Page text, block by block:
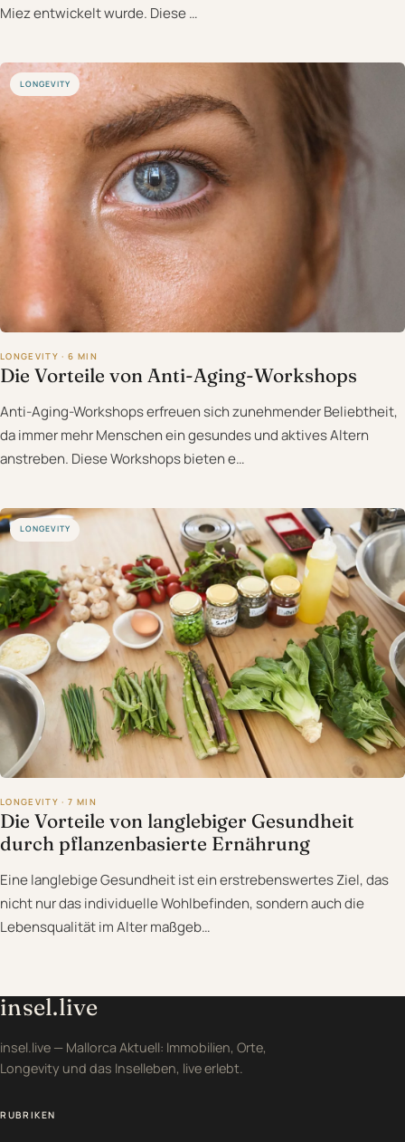
Miez entwickelt wurde. Diese …
LONGEVITY
LONGEVITY · 6 MIN
Die Vorteile von Anti-Aging-Workshops
Anti-Aging-Workshops erfreuen sich zunehmender Beliebtheit,
da immer mehr Menschen ein gesundes und aktives Altern
anstreben. Diese Workshops bieten e…
LONGEVITY
LONGEVITY · 7 MIN
Die Vorteile von langlebiger Gesundheit
durch pflanzenbasierte Ernährung
Eine langlebige Gesundheit ist ein erstrebenswertes Ziel, das
nicht nur das individuelle Wohlbefinden, sondern auch die
Lebensqualität im Alter maßgeb…
insel.live
insel.live — Mallorca Aktuell: Immobilien, Orte,
Longevity und das Inselleben, live erlebt.
RUBRIKEN